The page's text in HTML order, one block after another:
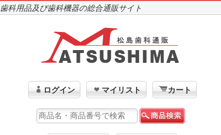
歯科用品及び歯科機器の総合通販サイト
ログイン マイリスト カート